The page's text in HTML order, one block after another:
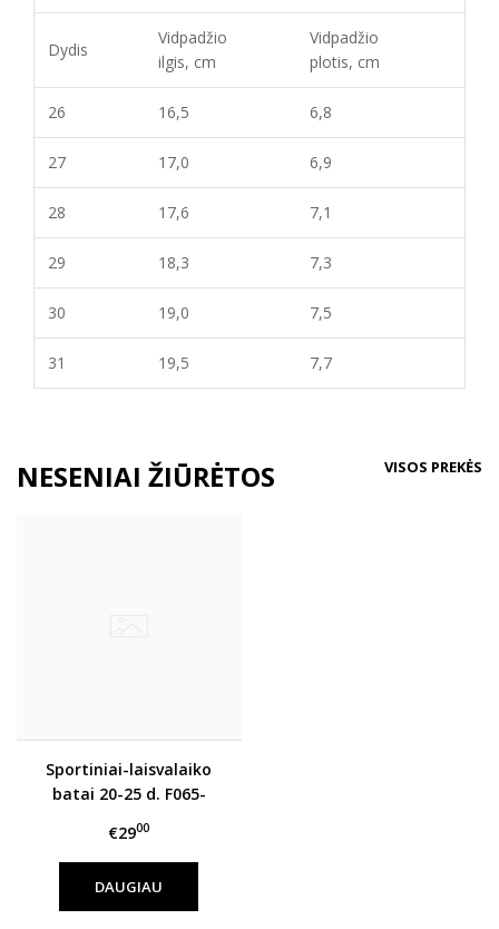
Dydis
Vidpadžio
ilgis, cm
Vidpadžio
plotis, cm
26 16,5 6,8
27 17,0 6,9
28 17,6 7,1
29 18,3 7,3
30 19,0 7,5
31 19,5 7,7
NESENIAI ŽIŪRĖTOS VISOS PREKĖS
Sportiniai-laisvalaiko
batai 20-25 d. F065-
€2900
DAUGIAU